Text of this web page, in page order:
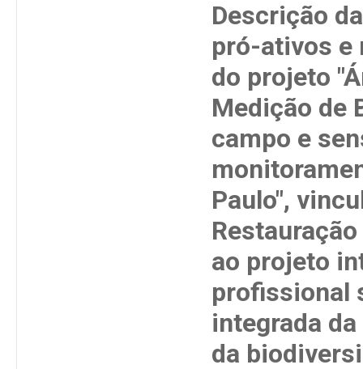
Descrição
pró-ativos e
do projeto
Medição de
campo e
Paulo",
ao projeto
profissional
integrada
da